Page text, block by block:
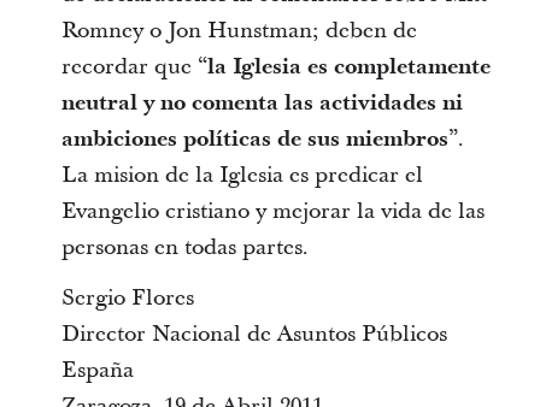
Romney o Jon Hunstman; deben de
recordar que “la Iglesia es completamente
neutral y no comenta las actividades ni
ambiciones políticas de sus miembros”.
La mision de la Iglesia es predicar el
Evangelio cristiano y mejorar la vida de las
personas en todas partes.
Sergio Flores
Director Nacional de Asuntos Públicos
España